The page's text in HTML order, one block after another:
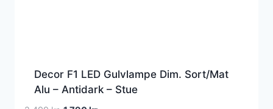
Decor F1 LED Gulvlampe Dim. Sort/Mat
Alu – Antidark – Stue